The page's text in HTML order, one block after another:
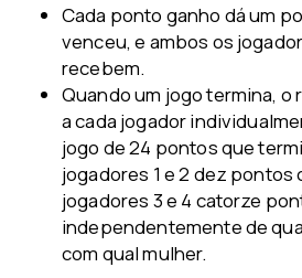
Cada ponto ganho dá um
venceu, e ambos os
recebem.
Quando um jogo termina,
a cada jogador
jogo de 24 pontos que
jogadores 1 e 2 dez pontos
jogadores 3 e 4 catorze
independentemente de
com qual mulher.